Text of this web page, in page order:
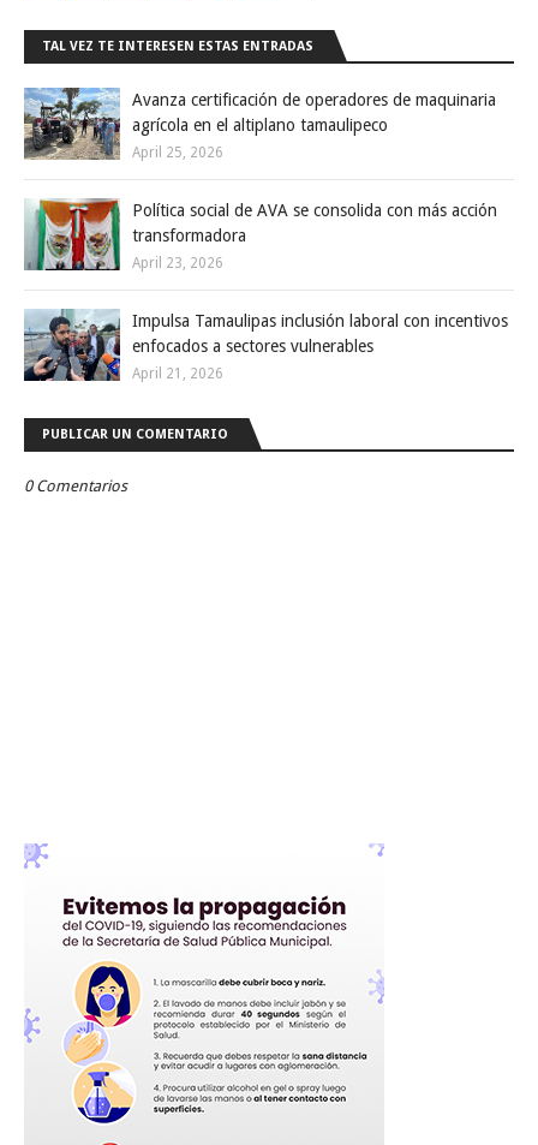
TAL VEZ TE INTERESEN ESTAS ENTRADAS
Avanza certificación de operadores de maquinaria
agrícola en el altiplano tamaulipeco
April 25, 2026
Política social de AVA se consolida con más acción
transformadora
April 23, 2026
Impulsa Tamaulipas inclusión laboral con incentivos
enfocados a sectores vulnerables
April 21, 2026
PUBLICAR UN COMENTARIO
0 Comentarios